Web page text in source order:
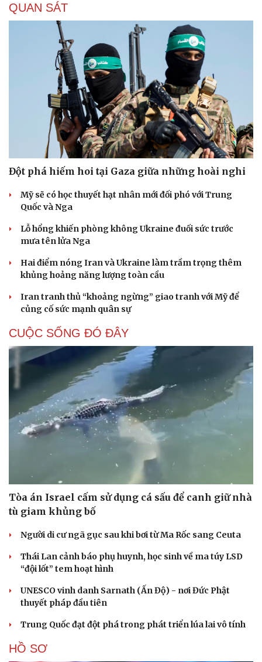
Cải chính
QUAN SÁT
Đột phá hiếm hoi tại Gaza giữa những hoài nghi
Mỹ sẽ có học thuyết hạt nhân mới đối phó với Trung
Quốc và Nga
Lỗ hổng khiến phòng không Ukraine đuối sức trước
mưa tên lửa Nga
Hai điểm nóng Iran và Ukraine làm trầm trọng thêm
khủng hoảng năng lượng toàn cầu
Iran tranh thủ “khoảng ngừng” giao tranh với Mỹ để
củng cố sức mạnh quân sự
CUỘC SỐNG ĐÓ ĐÂY
Tòa án Israel cấm sử dụng cá sấu để canh giữ nhà
tù giam khủng bố
Người di cư ngã gục sau khi bơi từ Ma Rốc sang Ceuta
Thái Lan cảnh báo phụ huynh, học sinh về ma túy LSD
“đội lốt” tem hoạt hình
UNESCO vinh danh Sarnath (Ấn Độ) - nơi Đức Phật
thuyết pháp đầu tiên
Trung Quốc đạt đột phá trong phát triển lúa lai vô tính
HỒ SƠ